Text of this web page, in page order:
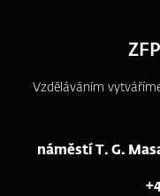
Vzděláváním
náměstí T. G.